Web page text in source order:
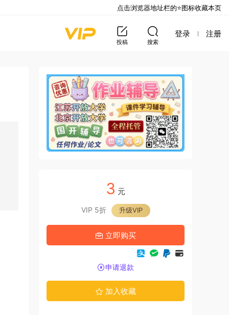
投稿 搜索
登录 注册
3 元
VIP 5折 升级VIP
立即购买
申请退款
加入收藏
点击浏览器地址栏的⭐图标收藏本页